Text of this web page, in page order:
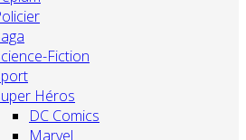
Fiction
Héros
DC Comics
Marvel